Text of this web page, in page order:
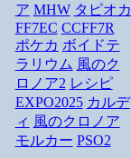
ア MHW タピオカ
FF7EC CCFF7R
ポケカ ボイドテ
ラリウム 風のク
ロノア2 レシピ
EXPO2025 カルデ
ィ 風のクロノア
モルカー PSO2